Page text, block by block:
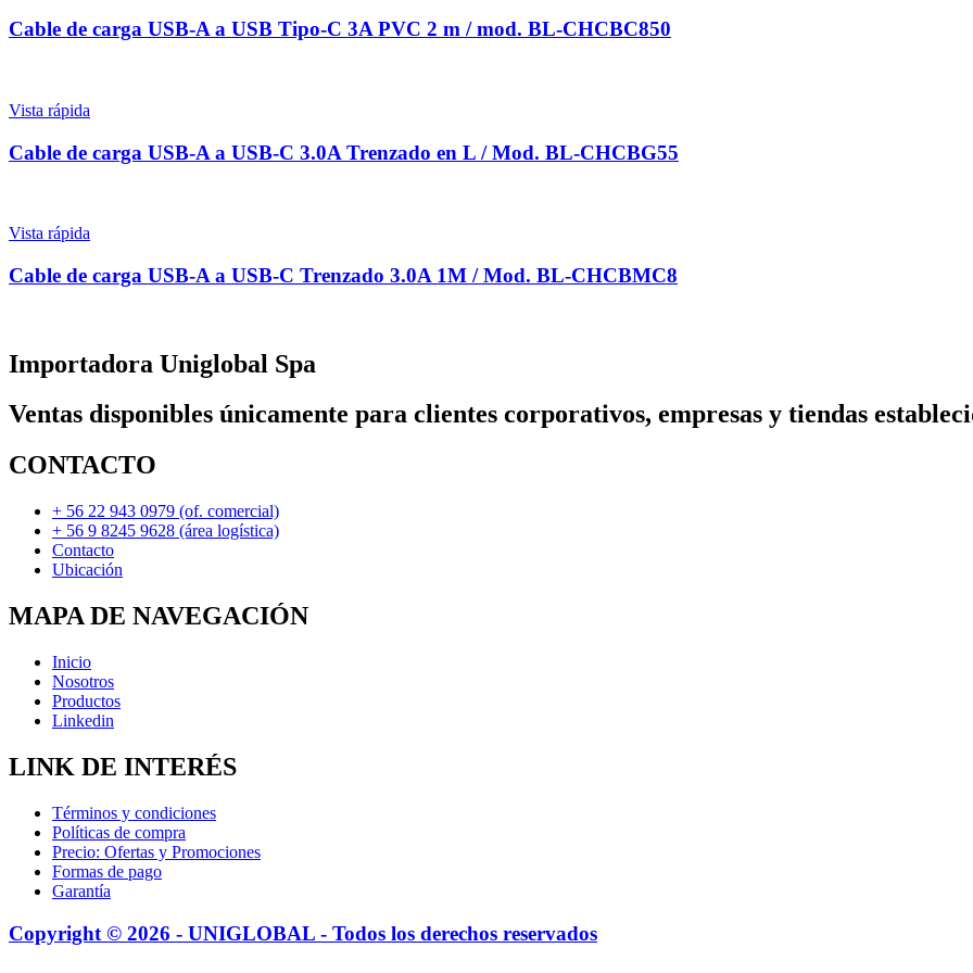
Cable de carga USB-A a USB Tipo-C 3A PVC 2 m / mod. BL-CHCBC850
Vista rápida
Cable de carga USB-A a USB-C 3.0A Trenzado en L / Mod. BL-CHCBG55
Vista rápida
Cable de carga USB-A a USB-C Trenzado 3.0A 1M / Mod. BL-CHCBMC8
Importadora Uniglobal Spa
Ventas disponibles únicamente para clientes corporativos, empresas y tiendas
CONTACTO
+ 56 22 943 0979 (of. comercial)
+ 56 9 8245 9628 (área logística)
Contacto
Ubicación
MAPA DE NAVEGACIÓN
Inicio
Nosotros
Productos
Linkedin
LINK DE INTERÉS
Términos y condiciones
Políticas de compra
Precio: Ofertas y Promociones
Formas de pago
Garantía
Copyright © 2026 - UNIGLOBAL - Todos los derechos reservados